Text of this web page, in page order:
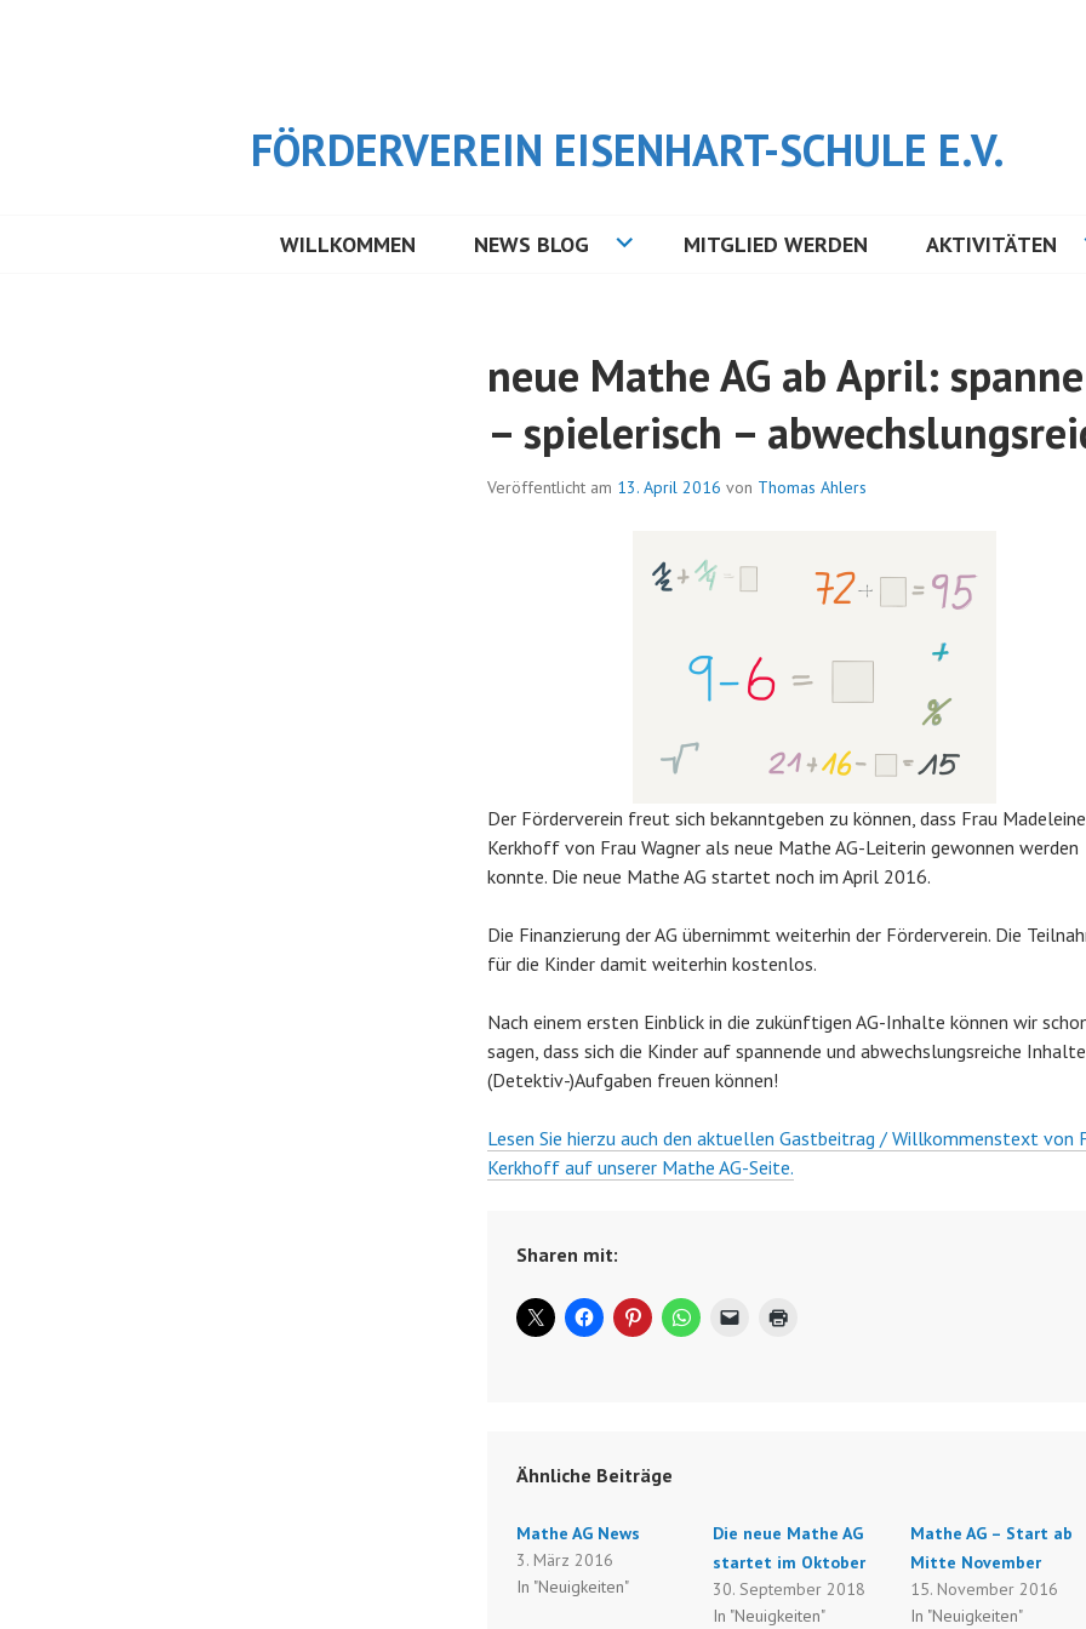
FÖRDERVEREIN EISENHART-SCHULE E.V.
WILLKOMMEN NEWS BLOG MITGLIED WERDEN AKTIVITÄTEN
neue Mathe AG ab April:
– spielerisch –
Veröffentlicht am 13. April 2016 von Thomas Ahlers
Der Förderverein freut sich bekanntgeben zu können, dass Frau Madeleine
Kerkhoff von Frau Wagner als neue Mathe AG-Leiterin gewonnen werden
konnte. Die neue Mathe AG startet noch im April 2016.
Die Finanzierung der AG übernimmt weiterhin der Förderverein. Die
für die Kinder damit weiterhin kostenlos.
Nach einem ersten Einblick in die zukünftigen AG-Inhalte können wir
sagen, dass sich die Kinder auf spannende und abwechslungsreiche
(Detektiv-)Aufgaben freuen können!
Lesen Sie hierzu auch den aktuellen Gastbeitrag / Willkommenstext von
Kerkhoff auf unserer Mathe AG-Seite.
Sharen mit:
Ähnliche Beiträge
Mathe AG News
3. März 2016
In "Neuigkeiten"
Die neue Mathe AG
startet im Oktober
30. September 2018
In "Neuigkeiten"
Mathe AG – Start ab
Mitte November
15. November 2016
In "Neuigkeiten"